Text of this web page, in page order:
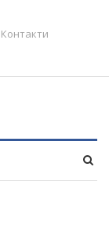
Контакти